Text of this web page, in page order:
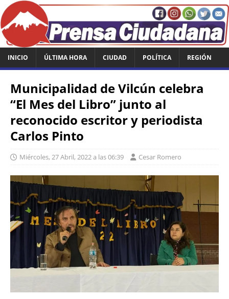
INICIO ÚLTIMA HORA CIUDAD POLÍTICA REGIÓN
Municipalidad de Vilcún celebra
“El Mes del Libro” junto al
reconocido escritor y periodista
Carlos Pinto
Miércoles, 27 Abril, 2022 a las 06:39 Cesar Romero